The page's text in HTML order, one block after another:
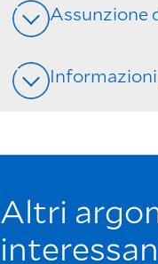
Assunzione
Informazioni
Altri